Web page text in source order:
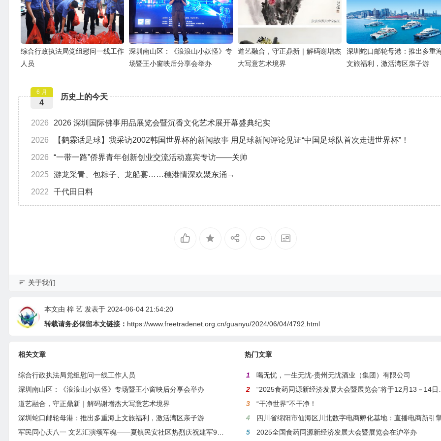
综合行政执法局党组慰问一线工作
人员
深圳南山区：《浪浪山小妖怪》专
场暨王小窗映后分享会举办
道艺融合，守正鼎新｜解码谢增杰
大写意艺术境界
深圳蛇口邮轮母港：推出多重
文旅福利，激活湾区亲子游
历史上的今天
6 月
4
2026 2026 深圳国际佛事用品展览会暨沉香文化艺术展开幕盛典纪实
2026 【鹤霖话足球】我采访2002韩国世界杯的新闻故事 用足球新闻评论见证“中国足球队首次走进世界杯”！
2026 “一带一路”侨界青年创新创业交流活动嘉宾专访——关帅
2025 游龙采青、包粽子、龙船宴……穗港情深欢聚东涌→
2022 千代田日料
关于我们
本文由 梓 艺发表于 2024-06-04 21:54:20
转载请务必保留本文链接： https://www.freetradenet.org.cn/guanyu/2024/06/04/4792.html
相关文章
综合行政执法局党组慰问一线工作人员
深圳南山区：《浪浪山小妖怪》专场暨王小窗映后分享会举办
道艺融合，守正鼎新｜解码谢增杰大写意艺术境界
深圳蛇口邮轮母港：推出多重海上文旅福利，激活湾区亲子游
热门文章
1
喝无忧，一生无忧-贵州无忧酒业（集团）有限公司
2
“2025食药同源新经济发展大会暨展览会”将于12月13－14日在沪举行
3
“干净世界”不干净！
4
四川省绵阳市仙海区川北数字电商孵化基地：直播电商新引擎，预计年产值达5
5
2025全国食药同源新经济发展大会暨展览会在沪举办